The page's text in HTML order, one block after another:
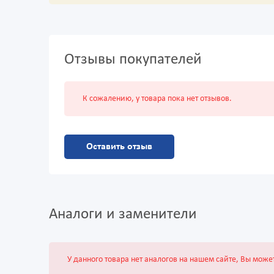
Отзывы покупателей
К сожалению, у товара пока нет отзывов.
Оставить отзыв
Аналоги и заменители
У данного товара нет аналогов на нашем сайте, Вы